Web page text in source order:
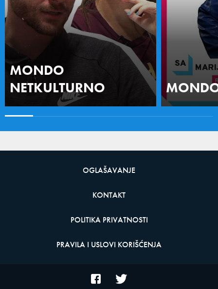
MONDO
NETKULTURNO
OGLAŠAVANJE
KONTAKT
POLITIKA PRIVATNOSTI
PRAVILA I USLOVI KORIŠĆENJA